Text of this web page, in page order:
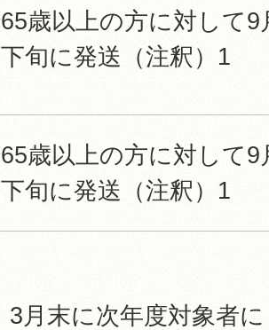
65歳以上の方に対して9
下旬に発送（注釈）1
65歳以上の方に対して9
下旬に発送（注釈）1
3月末に次年度対象者に